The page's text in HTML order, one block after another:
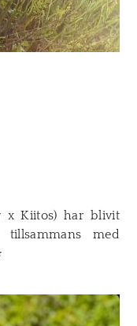
x Kiitos) har blivit
tillsammans med